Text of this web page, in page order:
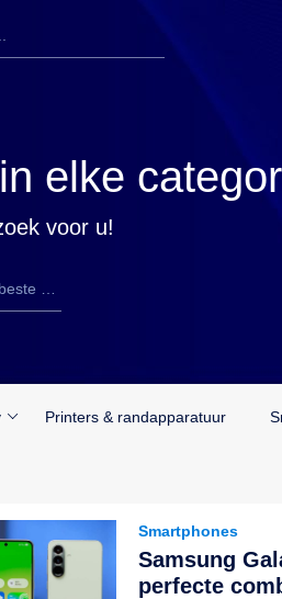
elke
voor u!
Printers & randapparatuur
Smartphones
Samsung
perfecte